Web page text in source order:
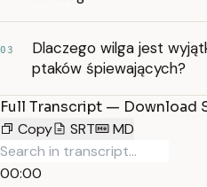
03
Dlaczego wilga jest
ptaków śpiewających?
Full Transcript — Download
Copy
SRT MD
00:00